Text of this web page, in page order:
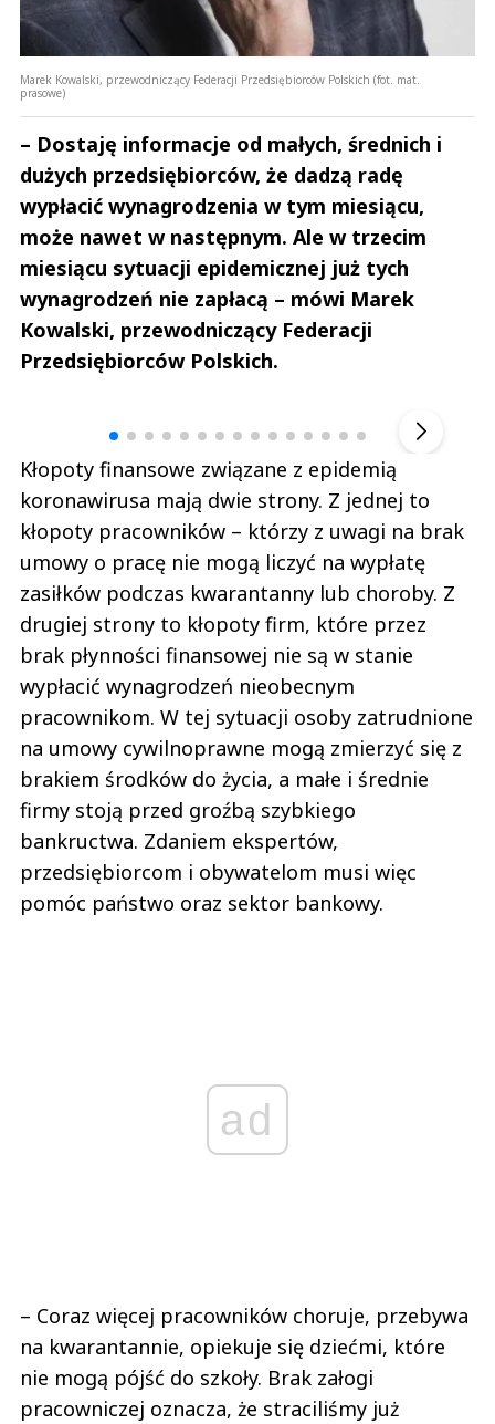
Marek Kowalski, przewodniczący Federacji Przedsiębiorców Polskich (fot. mat.
prasowe)
– Dostaję informacje od małych, średnich i
dużych przedsiębiorców, że dadzą radę
wypłacić wynagrodzenia w tym miesiącu,
może nawet w następnym. Ale w trzecim
miesiącu sytuacji epidemicznej już tych
wynagrodzeń nie zapłacą – mówi Marek
Kowalski, przewodniczący Federacji
Przedsiębiorców Polskich.
Kłopoty finansowe związane z epidemią
koronawirusa mają dwie strony. Z jednej to
kłopoty pracowników – którzy z uwagi na brak
umowy o pracę nie mogą liczyć na wypłatę
zasiłków podczas kwarantanny lub choroby. Z
drugiej strony to kłopoty firm, które przez
brak płynności finansowej nie są w stanie
wypłacić wynagrodzeń nieobecnym
pracownikom. W tej sytuacji osoby zatrudnione
na umowy cywilnoprawne mogą zmierzyć się z
brakiem środków do życia, a małe i średnie
firmy stoją przed groźbą szybkiego
bankructwa. Zdaniem ekspertów,
przedsiębiorcom i obywatelom musi więc
pomóc państwo oraz sektor bankowy.
ad
– Coraz więcej pracowników choruje, przebywa
na kwarantannie, opiekuje się dziećmi, które
nie mogą pójść do szkoły. Brak załogi
pracowniczej oznacza, że straciliśmy już
Andrzej i Marta Sterniccy